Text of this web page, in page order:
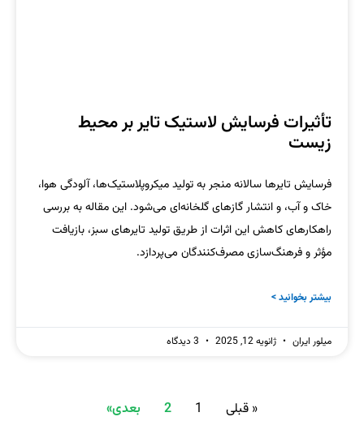
تأثیرات فرسایش لاستیک تایر بر محیط
زیست
فرسایش تایرها سالانه منجر به تولید میکروپلاستیک‌ها، آلودگی هوا،
خاک و آب، و انتشار گازهای گلخانه‌ای می‌شود. این مقاله به بررسی
راهکارهای کاهش این اثرات از طریق تولید تایرهای سبز، بازیافت
مؤثر و فرهنگ‌سازی مصرف‌کنندگان می‌پردازد.
بیشتر بخوانید >
میلور ایران ژانویه 12, 2025
« قبلی 1
2 بعدی»